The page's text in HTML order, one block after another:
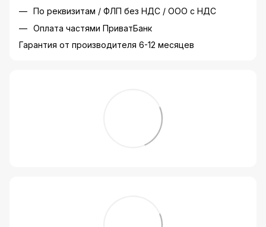
По реквизитам / ФЛП без НДС / ООО с НДС
Оплата частями ПриватБанк
Гарантия от производителя 6-12 месяцев